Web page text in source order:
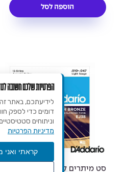
הוספה לסל
סט מיתרים לגיטרה אקוסטית
הפרטיות שלכם חשובה לנו
דומים כדי לספק
וניתוחים
מדיניות הפרטיות
קראתי ואני